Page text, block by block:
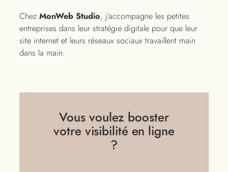
Chez MonWeb Studio, j’accompagne les petites
entreprises dans leur stratégie digitale pour que leur
site internet et leurs réseaux sociaux travaillent main
dans la main.
Vous voulez booster
votre visibilité en ligne
?